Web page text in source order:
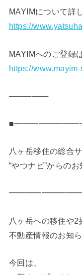
MAYIMについて詳
https://
MAYIMへのご登録
https://
───────
八ヶ岳移住の総合
“やつナビ”からの
八ヶ岳への移住や2
不動産情報のお知ら
今回は、